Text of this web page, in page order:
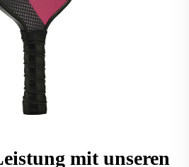
mit unseren